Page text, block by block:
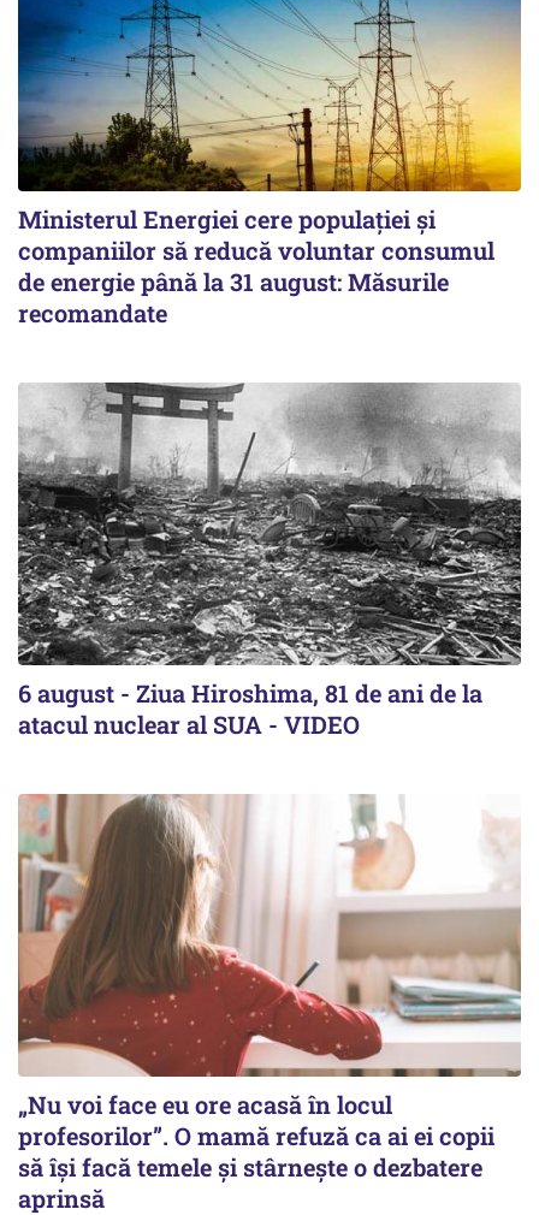
Ministerul Energiei cere populației și
companiilor să reducă voluntar consumul
de energie până la 31 august: Măsurile
recomandate
6 august - Ziua Hiroshima, 81 de ani de la
atacul nuclear al SUA - VIDEO
„Nu voi face eu ore acasă în locul
profesorilor”. O mamă refuză ca ai ei copii
să își facă temele și stârnește o dezbatere
aprinsă